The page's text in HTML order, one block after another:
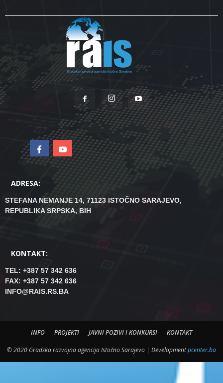
ADRESA:
STEFANA NEMANJE 14, 71123 ISTOČNO SARAJEVO,
REPUBLIKA SRPSKA, BIH
KONTAKT:
TEL: +387 57 342 636
FAX: +387 57 342 636
INFO@RAIS.RS.BA
INFO PROJEKTI JAVNI POZIVI I KONKURSI KONTAKT
© 2020 Gradska razvojna agencija Istočno Sarajevo | Developmentpcenter.ba